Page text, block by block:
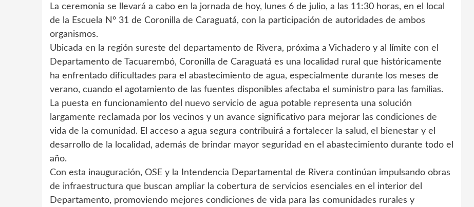
La ceremonia se llevará a cabo en la jornada de hoy, lunes 6 de julio, a las 11:30 horas, en el local
de la Escuela Nº 31 de Coronilla de Caraguatá, con la participación de autoridades de ambos
organismos.
Ubicada en la región sureste del departamento de Rivera, próxima a Vichadero y al límite con el
Departamento de Tacuarembó, Coronilla de Caraguatá es una localidad rural que históricamente
ha enfrentado dificultades para el abastecimiento de agua, especialmente durante los meses de
verano, cuando el agotamiento de las fuentes disponibles afectaba el suministro para las familias.
La puesta en funcionamiento del nuevo servicio de agua potable representa una solución
largamente reclamada por los vecinos y un avance significativo para mejorar las condiciones de
vida de la comunidad. El acceso a agua segura contribuirá a fortalecer la salud, el bienestar y el
desarrollo de la localidad, además de brindar mayor seguridad en el abastecimiento durante todo el
año.
Con esta inauguración, OSE y la Intendencia Departamental de Rivera continúan impulsando obras
de infraestructura que buscan ampliar la cobertura de servicios esenciales en el interior del
Departamento, promoviendo mejores condiciones de vida para las comunidades rurales y